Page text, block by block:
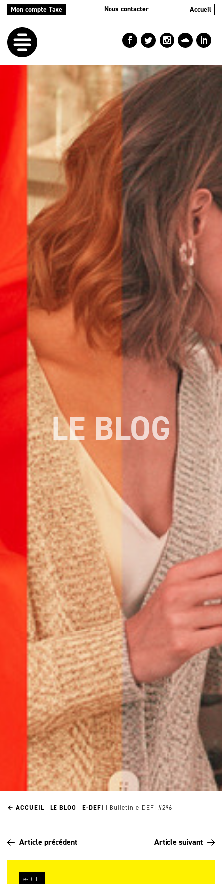
Mon compte Taxe Nous contacter Accueil
LEDÉFI
AIDES
NOSACTIONS
LEBLOG
RÉPERTOIRES
LE BLOG
← ACCUEIL | LE BLOG | E-DEFI | Bulletin e-DEFI #296
Article précédent Article suivant
e-DEFI